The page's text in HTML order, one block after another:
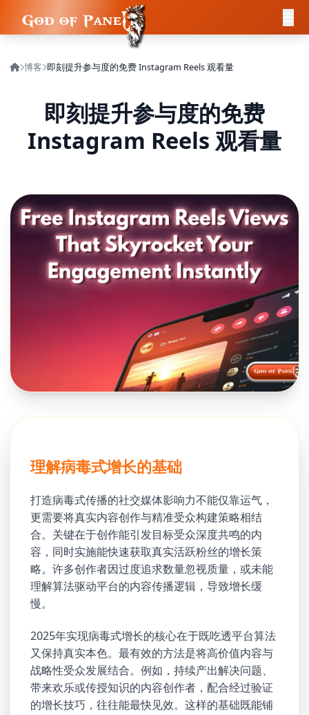
博客 即刻提升参与度的免费 Instagram Reels 观看量
即刻提升参与度的免费
Instagram Reels 观看量
理解病毒式增长的基础
打造病毒式传播的社交媒体影响力不能仅靠运气，
更需要将真实内容创作与精准受众构建策略相结
合。关键在于创作能引发目标受众深度共鸣的内
容，同时实施能快速获取真实活跃粉丝的增长策
略。许多创作者因过度追求数量忽视质量，或未能
理解算法驱动平台的内容传播逻辑，导致增长缓
慢。
2025年实现病毒式增长的核心在于既吃透平台算法
又保持真实本色。最有效的方法是将高价值内容与
战略性受众发展结合。例如，持续产出解决问题、
带来欢乐或传授知识的内容创作者，配合经过验证
的增长技巧，往往能最快见效。这样的基础既能铺